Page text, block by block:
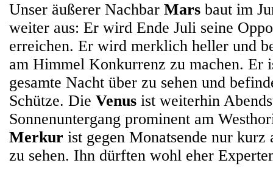
Unser äußerer Nachbar Mars baut im
weiter aus: Er wird Ende Juli seine
erreichen. Er wird merklich heller und
am Himmel Konkurrenz zu machen. Er
gesamte Nacht über zu sehen und
Schütze. Die Venus ist weiterhin
Sonnenuntergang prominent am
Merkur ist gegen Monatsende nur kurz
zu sehen. Ihn dürften wohl eher